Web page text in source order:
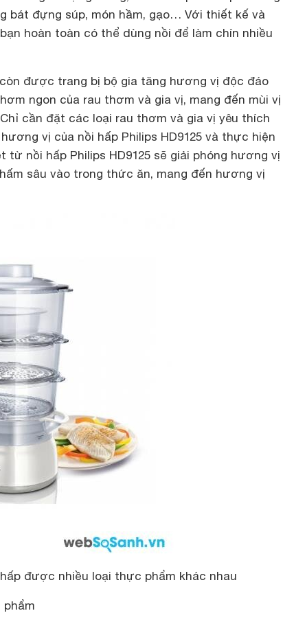
bát đựng súp, món hầm, gạo… Với thiết kế và
hoàn toàn có thể dùng nồi để làm chín nhiều
còn được trang bị bộ gia tăng hương vị độc đáo
ngon của rau thơm và gia vị, mang đến mùi vị
cần đặt các loại rau thơm và gia vị yêu thích
vị của nồi hấp Philips HD9125 và thực hiện
nồi hấp Philips HD9125 sẽ giải phóng hương vị
sâu vào trong thức ăn, mang đến hương vị
được nhiều loại thực phẩm khác nhau